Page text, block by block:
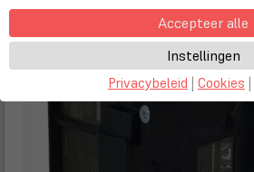
Accepteer alle
Instellingen
Privacybeleid | Cookies |